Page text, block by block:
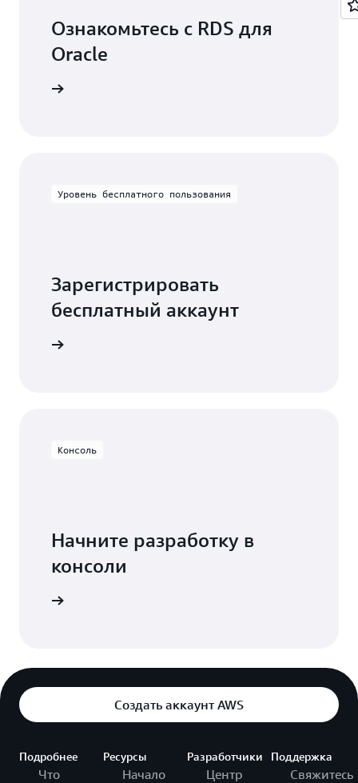
Ознакомьтесь с RDS для
Oracle
Уровень бесплатного пользования
Зарегистрировать
бесплатный аккаунт
Консоль
Начните разработку в
консоли
Создать аккаунт AWS
Подробнее
Что
Ресурсы
Начало
Разработчики
Центр
Поддержка
Свяжитесь